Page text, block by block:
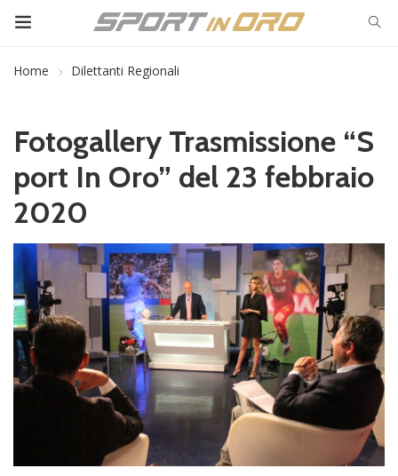
Home Dilettanti Regionali
Fotogallery Trasmissione “S
port In Oro” del 23 febbraio
2020